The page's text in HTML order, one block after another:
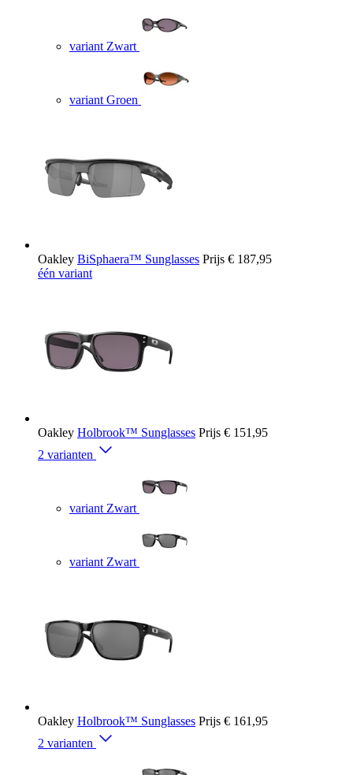
variant Zwart
variant Groen
Oakley BiSphaera™ Sunglasses Prijs € 187,95
één variant
Oakley Holbrook™ Sunglasses Prijs € 151,95
2 varianten
variant Zwart
variant Zwart
Oakley Holbrook™ Sunglasses Prijs € 161,95
2 varianten